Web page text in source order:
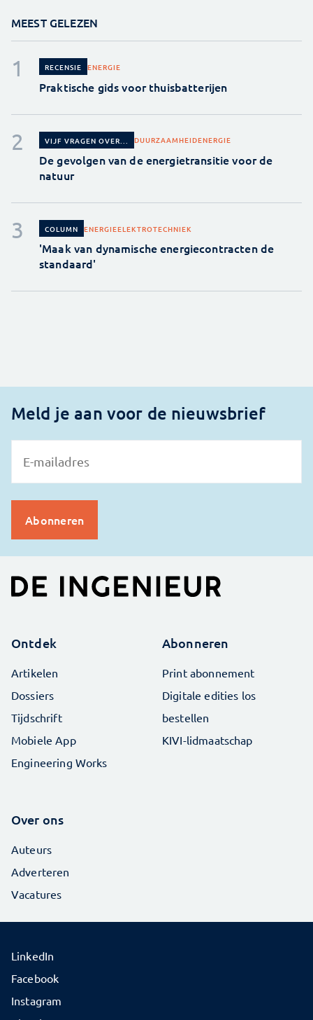
MEEST GELEZEN
RECENSIE ENERGIE
Praktische gids voor thuisbatterijen
VIJF VRAGEN OVER... DUURZAAMHEIDENERGIE
De gevolgen van de energietransitie voor de
natuur
COLUMN ENERGIEELEKTROTECHNIEK
'Maak van dynamische energiecontracten de
standaard'
Meld je aan voor de nieuwsbrief
Ontdek
Artikelen
Dossiers
Tijdschrift
Mobiele App
Engineering Works
Abonneren
Print abonnement
Digitale edities los
bestellen
KIVI-lidmaatschap
Over ons
Auteurs
Adverteren
Vacatures
LinkedIn
Facebook
Instagram